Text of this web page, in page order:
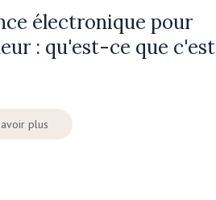
électronique pour
: qu'est-ce que c'est
plus